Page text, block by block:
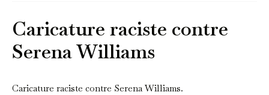
Caricature raciste contre
Serena Williams
Caricature raciste contre Serena Williams.